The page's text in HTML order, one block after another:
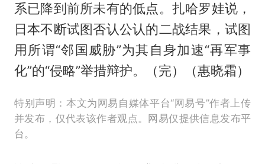
系已降到前所未有的低点。扎哈罗娃说，
日本不断试图否认公认的二战结果，试图
用所谓“邻国威胁”为其自身加速“再军事
化”的“侵略”举措辩护。（完）（惠晓霜）
特别声明：本文为网易自媒体平台“网易号”作者上传
并发布，仅代表该作者观点。网易仅提供信息发布平
台。